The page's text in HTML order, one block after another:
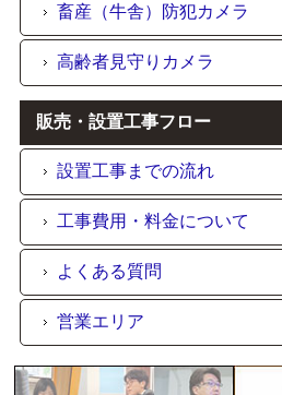
畜産（牛舎）防犯カメラ
高齢者見守りカメラ
販売・設置工事フロー
設置工事までの流れ
工事費用・料金について
よくある質問
営業エリア